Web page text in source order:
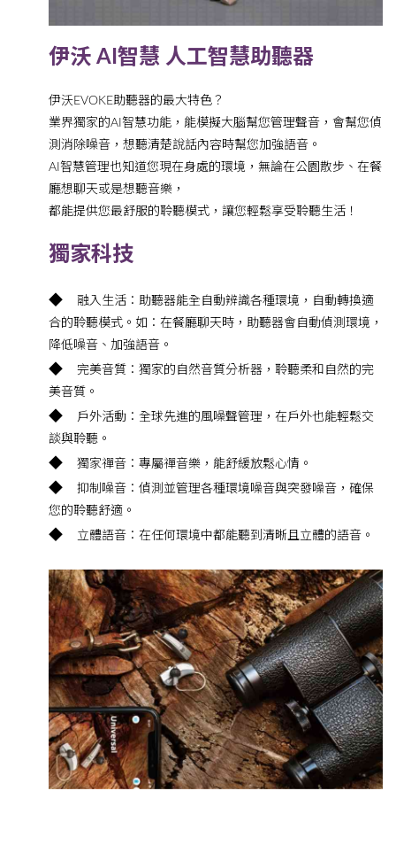
伊沃 AI智慧 人工智慧助聽器
伊沃EVOKE助聽器的最大特色？
業界獨家的AI智慧功能，能模擬大腦幫您管理聲音，會幫您偵
測消除噪音，想聽清楚說話內容時幫您加強語音。
AI智慧管理也知道您現在身處的環境，無論在公園散步、在餐
廳想聊天或是想聽音樂，
都能提供您最舒服的聆聽模式，讓您輕鬆享受聆聽生活！
獨家科技
◆
融入生活：助聽器能全自動辨識各種環境，自動轉換適
合的聆聽模式。如：在餐廳聊天時，助聽器會自動偵測環境，
降低噪音、加強語音。
◆
完美音質：獨家的自然音質分析器，聆聽柔和自然的完
美音質。
◆
戶外活動：全球先進的風噪聲管理，在戶外也能輕鬆交
談與聆聽。
◆ 獨家禪音：專屬禪音樂，能舒緩放鬆心情。
◆
抑制噪音：偵測並管理各種環境噪音與突發噪音，確保
您的聆聽舒適。
◆ 立體語音：在任何環境中都能聽到清晰且立體的語音。